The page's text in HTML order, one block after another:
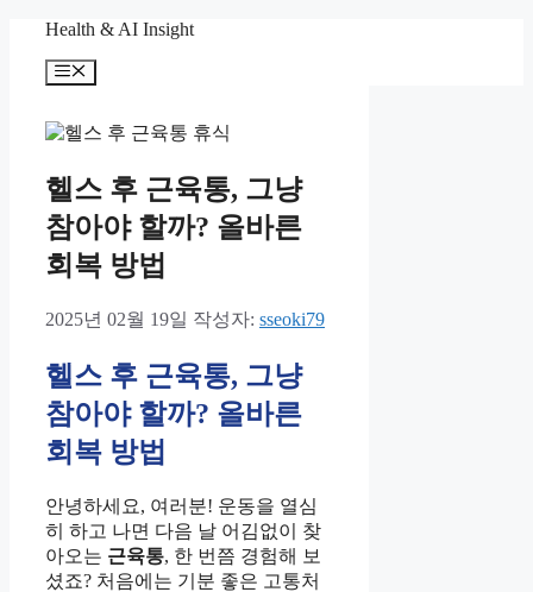
Health & AI Insight
메
헬스 후 근육통, 그냥
참아야 할까? 올바른
회복 방법
2025년 02월 19일 작성자: sseoki79
헬스 후 근육통, 그냥
참아야 할까? 올바른
회복 방법
안녕하세요, 여러분! 운동을 열심
히 하고 나면 다음 날 어김없이 찾
아오는 근육통, 한 번쯤 경험해 보
셨죠? 처음에는 기분 좋은 고통처